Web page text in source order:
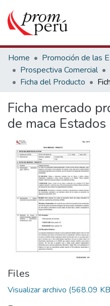
Communities & Collections
All of DSpace
Statistics
Home
Prospectiva Comercial
Ficha del Producto
Ficha mercado
de maca
Files
Visualizar archivo (568.09